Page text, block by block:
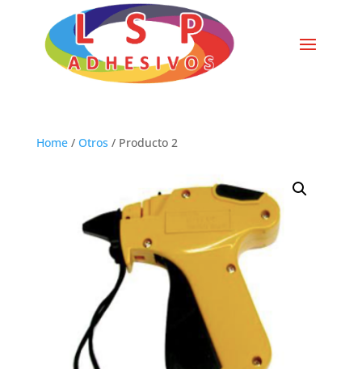
Home/ Otros / Producto 2